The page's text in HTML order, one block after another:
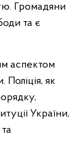
Громадяни
та є
аспектом
Поліція, як
України,